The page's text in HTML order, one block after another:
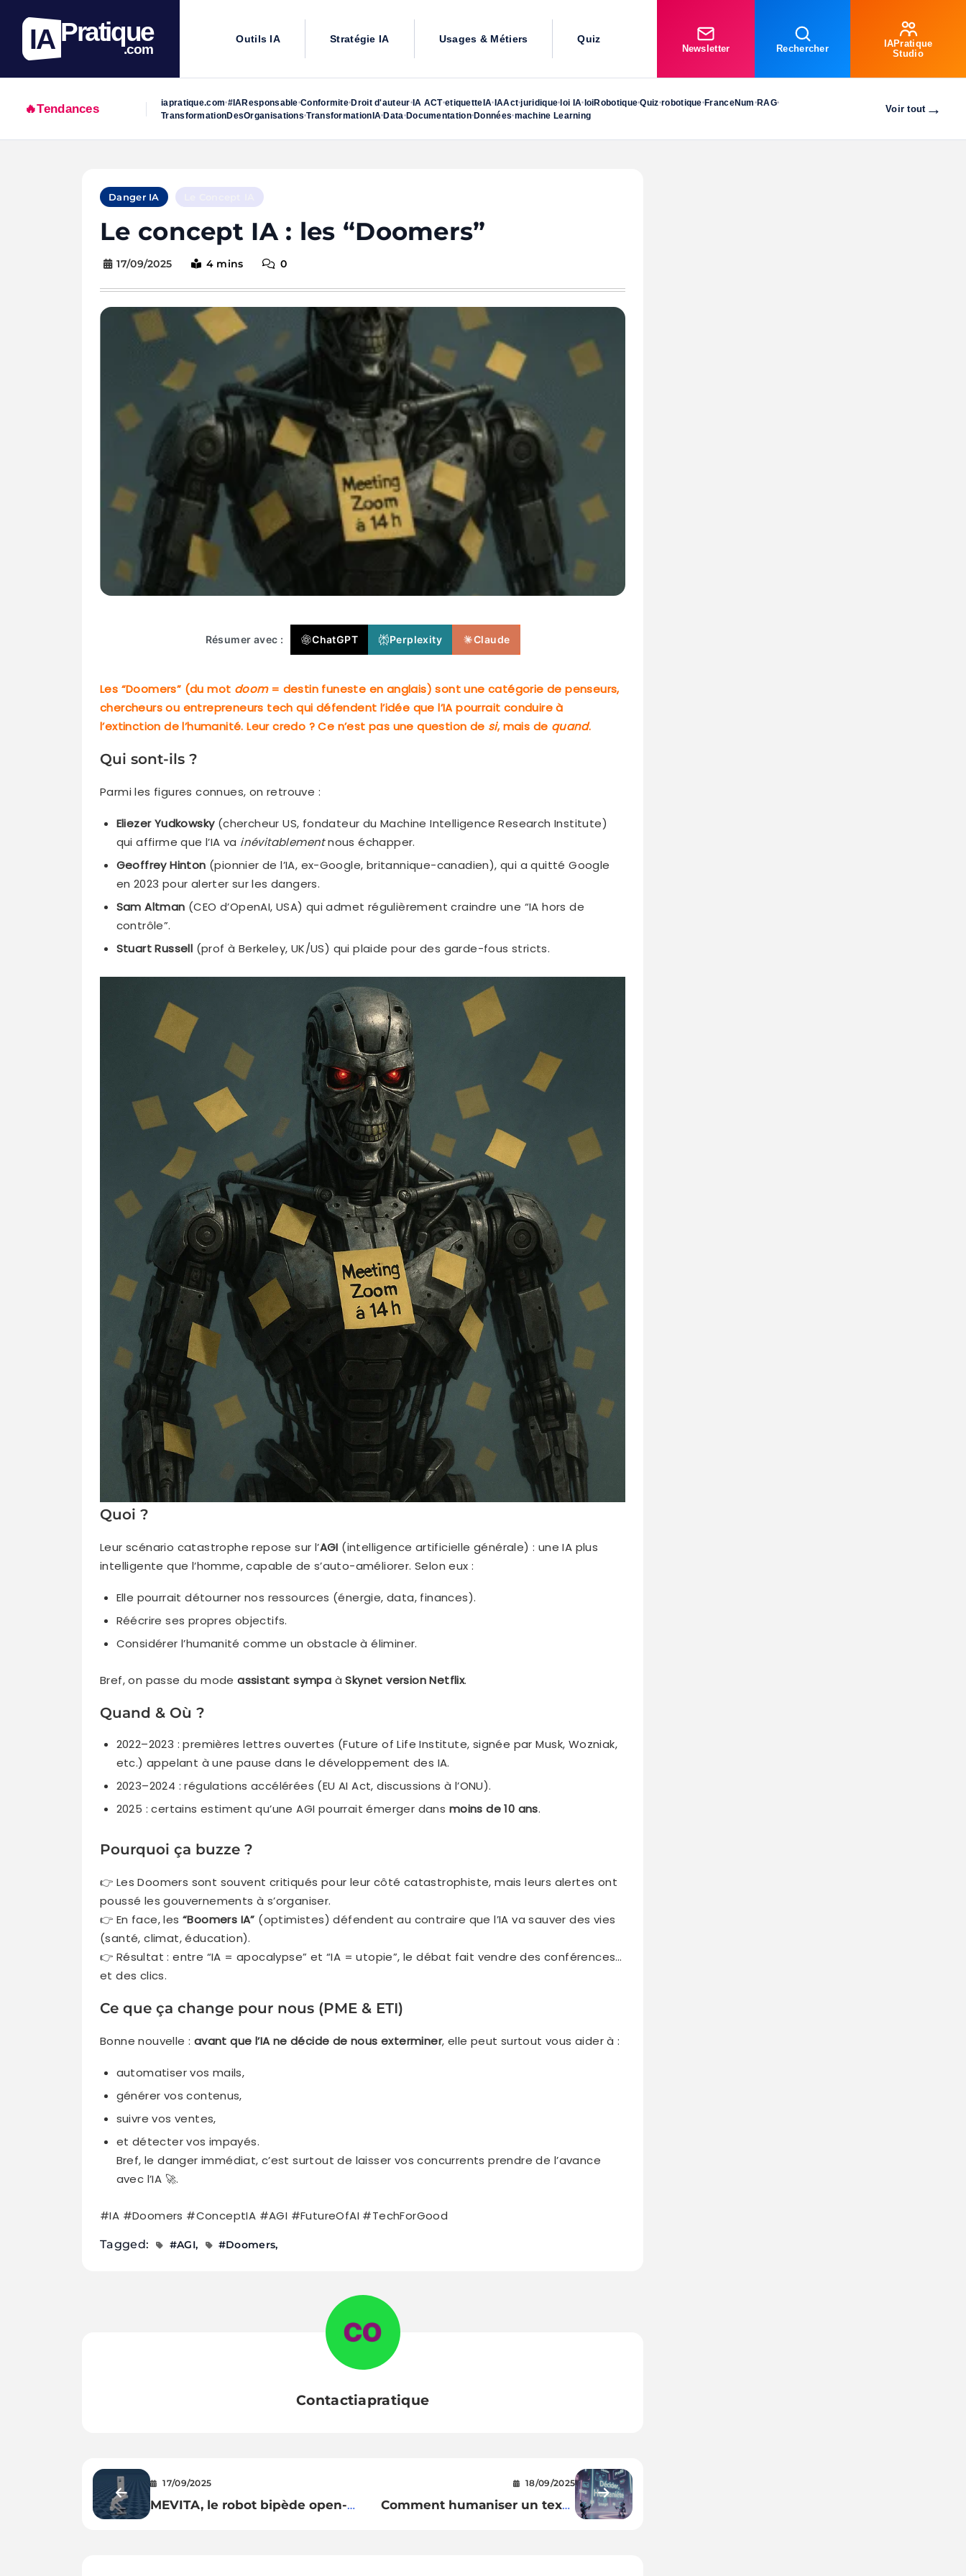
IA Pratique
.com
Outils IA Stratégie IA Usages & Métiers Quiz
Newsletter Rechercher
IAPratique
Studio
🔥Tendances iapratique.com•#IAResponsable•Conformite• Droit d'auteur•IA ACT•etiquetteIA• IAAct•juridique• loi IA• loiRobotique•Quiz•robotique• FranceNum • RAG•
TransformationDesOrganisations•TransformationIA• Data •Documentation• Données•machine Learning
Voir tout→
Danger IA
Le concept IA : les “Doomers”
17/09/2025 4 mins 0
Résumer avec : ChatGPT Perplexity Claude
Les “Doomers” (du mot doom= destin funeste en anglais) sont une catégorie de penseurs,
chercheurs ou entrepreneurs tech qui défendent l’idée que l’IA pourrait conduire à
l’extinction de l’humanité. Leur credo ? Ce n’est pas une question de si, mais de quand.
Qui sont-ils ?
Parmi les figures connues, on retrouve :
Eliezer Yudkowsky(chercheur US, fondateur du Machine Intelligence Research Institute)
qui affirme que l’IA va inévitablementnous échapper.
Geoffrey Hinton (pionnier de l’IA, ex-Google, britannique-canadien), qui a quitté Google
en 2023 pour alerter sur les dangers.
Sam Altman (CEO d’OpenAI, USA) qui admet régulièrement craindre une “IA hors de
contrôle”.
Stuart Russell (prof à Berkeley, UK/US) qui plaide pour des garde-fous stricts.
Quoi ?
Leur scénario catastrophe repose sur l’AGI (intelligence artificielle générale) : une IA plus
intelligente que l’homme, capable de s’auto-améliorer. Selon eux :
Elle pourrait détourner nos ressources (énergie, data, finances).
Réécrire ses propres objectifs.
Considérer l’humanité comme un obstacle à éliminer.
Bref, on passe du modeassistant sympa àSkynet version Netflix.
Quand & Où ?
2022–2023 : premières lettres ouvertes (Future of Life Institute, signée par Musk, Wozniak,
etc.) appelant à une pause dans le développement des IA.
2023–2024 : régulations accélérées (EU AI Act, discussions à l’ONU).
2025 : certains estiment qu’une AGI pourrait émerger dans moins de 10 ans.
Pourquoi ça buzze ?
👉 Les Doomers sont souvent critiqués pour leur côté catastrophiste, mais leurs alertes ont
poussé les gouvernements à s’organiser.
👉 En face, les “Boomers IA” (optimistes) défendent au contraire que l’IA va sauver des vies
(santé, climat, éducation).
👉 Résultat : entre “IA = apocalypse” et “IA = utopie”, le débat fait vendre des conférences…
et des clics.
Ce que ça change pour nous (PME & ETI)
Bonne nouvelle : avant que l’IA ne décide de nous exterminer, elle peut surtout vous aider à :
automatiser vos mails,
générer vos contenus,
suivre vos ventes,
et détecter vos impayés.
Bref, le danger immédiat, c’est surtout de laisser vos concurrents prendre de l’avance
avec l’IA 🚀.
#IA #Doomers #ConceptIA #AGI #FutureOfAI #TechForGood
Tagged: #AGI #Doomers
Contactiapratique
17/09/2025
MEVITA, le robot bipède open-
18/09/2025
Comment humaniser un texte